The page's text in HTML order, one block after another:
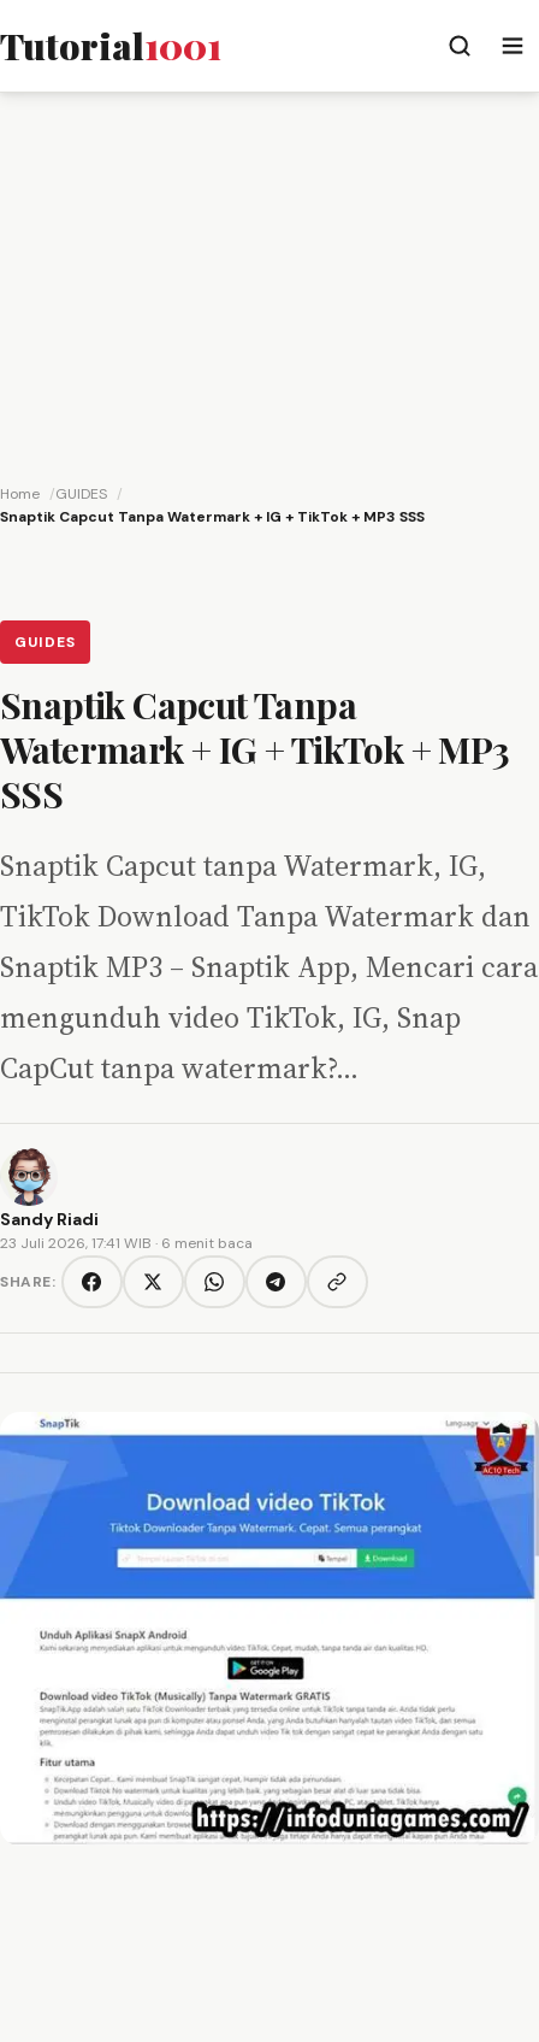
Tutorial1001
Home
GUIDES
Snaptik Capcut Tanpa Watermark + IG + TikTok + MP3 SSS
GUIDES
Snaptik Capcut Tanpa
Watermark + IG + TikTok + MP3
SSS
Snaptik Capcut tanpa Watermark, IG,
TikTok Download Tanpa Watermark dan
Snaptik MP3 – Snaptik App, Mencari cara
mengunduh video TikTok, IG, Snap
CapCut tanpa watermark?…
Sandy Riadi
23 Juli 2026, 17:41 WIB · 6 menit baca
SHARE:
FacebookTwitter/XWhatsAppTelegramCopy link